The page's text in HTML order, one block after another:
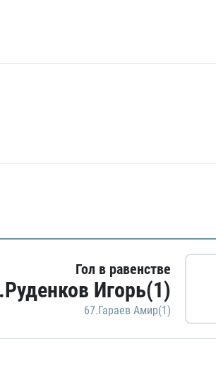
Гол в равенстве
Игорь(1)
67.Гараев Амир(1)